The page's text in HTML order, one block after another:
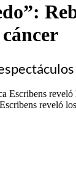
reveló